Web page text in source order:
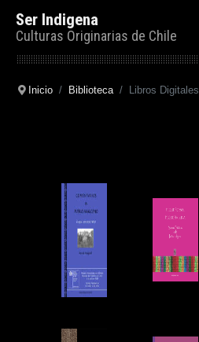
Ser Indigena
Culturas Originarias de Chile
Inicio Biblioteca Libros Digitales